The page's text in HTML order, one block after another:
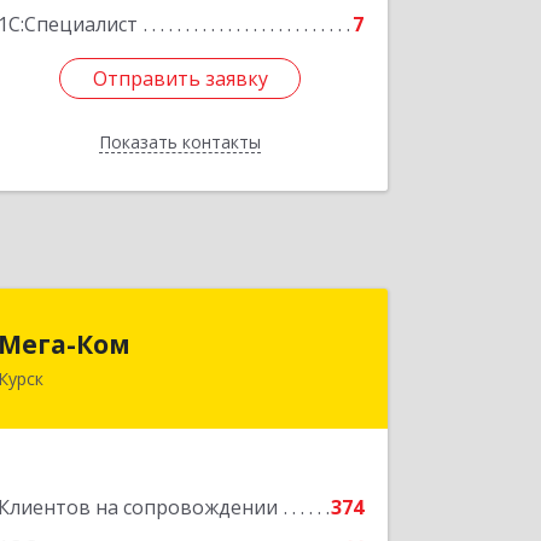
1С:Специалист
7
Отправить заявку
Показать контакты
Отправить заявку
Назад
Мега-Ком
Курск
Клиентов на сопровождении
374
305001, Курская обл, Курск г, Красной